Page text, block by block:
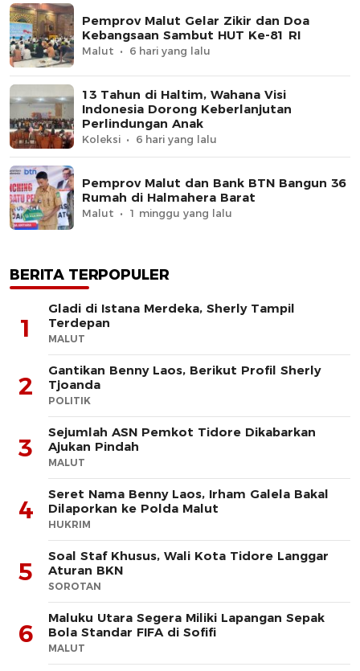
Pemprov Malut Gelar Zikir dan Doa
Kebangsaan Sambut HUT Ke-81 RI
Malut 6 hari yang lalu
13 Tahun di Haltim, Wahana Visi
Indonesia Dorong Keberlanjutan
Perlindungan Anak
Koleksi 6 hari yang lalu
Pemprov Malut dan Bank BTN Bangun 36
Rumah di Halmahera Barat
Malut 1 minggu yang lalu
BERITA TERPOPULER
1
Gladi di Istana Merdeka, Sherly Tampil
Terdepan
MALUT
2
Gantikan Benny Laos, Berikut Profil Sherly
Tjoanda
POLITIK
3
Sejumlah ASN Pemkot Tidore Dikabarkan
Ajukan Pindah
MALUT
4
Seret Nama Benny Laos, Irham Galela Bakal
Dilaporkan ke Polda Malut
HUKRIM
5
Soal Staf Khusus, Wali Kota Tidore Langgar
Aturan BKN
SOROTAN
6
Maluku Utara Segera Miliki Lapangan Sepak
Bola Standar FIFA di Sofifi
MALUT